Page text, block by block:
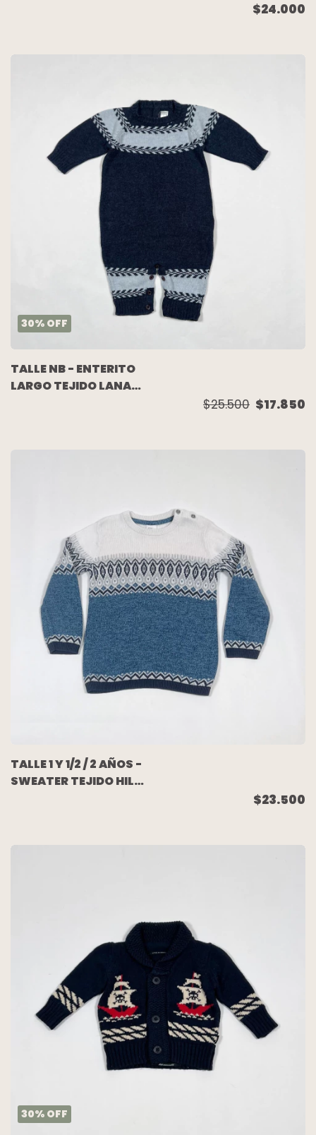
$24.000
30% OFF
TALLE NB - ENTERITO
LARGO TEJIDO LANA
$25.500 $17.850
TALLE 1 Y 1/2 / 2 AÑOS -
SWEATER TEJIDO HILO
$23.500
30% OFF